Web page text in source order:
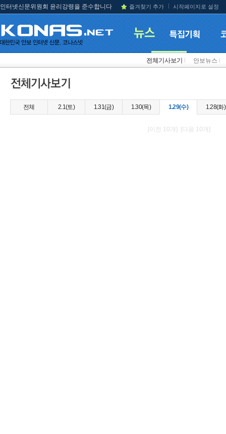
인터넷신문위원회 윤리강령을 준수합니다 즐겨찾기 추가 시작페이지로 설정
전체기사보기 안보뉴스
전체 2.1(토) 1.31(금) 1.30(목) 1.29(수) 1.28(화)
[이전 10개] [다음 10개]